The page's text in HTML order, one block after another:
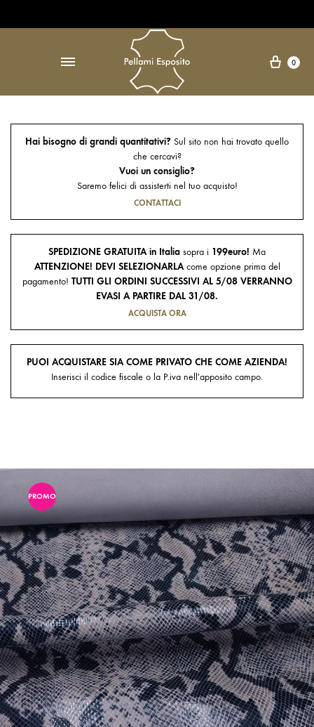
↵
0
Hai bisogno di grandi quantitativi? Sul sito non hai trovato quello
che cercavi?
Vuoi un consiglio?
Saremo felici di assisterti nel tuo acquisto!
CONTATTACI
SPEDIZIONE GRATUITA in Italia sopra i 199euro! Ma
ATTENZIONE! DEVI SELEZIONARLAcome opzione prima del
pagamento! TUTTI GLI ORDINI SUCCESSIVI AL 5/08 VERRANNO
EVASI A PARTIRE DAL 31/08.
ACQUISTA ORA
PUOI ACQUISTARE SIA COME PRIVATO CHE COME AZIENDA!
Inserisci il codice fiscale o la P.iva nell'apposito campo.
PROMO